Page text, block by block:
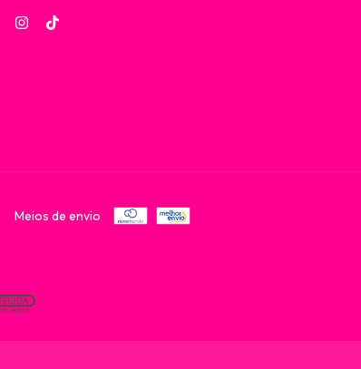
Meios de envio